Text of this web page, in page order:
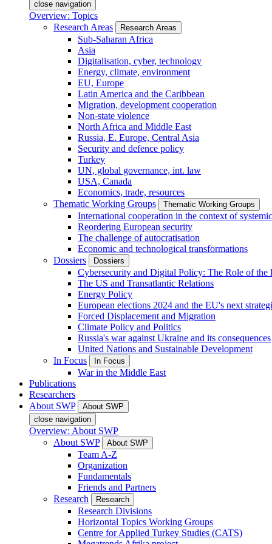
close navigation
Overview: Topics
Research Areas
Research Areas
Sub-Saharan Africa
Asia
Digitalisation, cyber, technology
Energy, climate, environment
EU, Europe
Latin America and the Caribbean
Migration, development cooperation
Non-state violence
North Africa and Middle East
Russia, E. Europe, Central Asia
Security and defence policy
Turkey
UN, global governance, int. law
USA, Canada
Economics, trade, resources
Thematic Working Groups
Thematic Working Groups
International cooperation in the context of
Reordering European security
The challenge of autocratisation
Economic and technological transformations
Dossiers
Dossiers
Cybersecurity and Digital Policy: The Role of
The US and Transatlantic Relations
Energy Policy
European elections 2024 and the EU's next
Forced Displacement and Migration
Climate Policy and Politics
Russia's war against Ukraine and its consequences
United Nations and Sustainable Development
In Focus
In Focus
War in the Middle East
Publications
Researchers
About SWP
About SWP
close navigation
Overview: About SWP
About SWP
About SWP
Team A-Z
Organization
Fundamentals
Friends and Partners
Research
Research
Research Divisions
Horizontal Topics Working Groups
Centre for Applied Turkey Studies (CATS)